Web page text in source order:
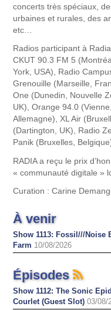
concerts très spéciaux,
urbaines et rurales, des
etc…
Radios participant à
CKUT 90.3 FM 5
York, USA), Radio
Grenouille (Marseille,
One (Dunedin, Nouvelle
UK), Orange 94.0
Allemagne), XL Air
(Dartington, UK), Radio
Panik (Bruxelles,
RADIA a reçu le prix
« communauté digitale »
Curation : Carine
À venir
Show 1113: Fossil///Noise
Farm 10/08/2026
Épisodes
Show 1112: The Sonic
Courlet (Guest Slot) 03/08/